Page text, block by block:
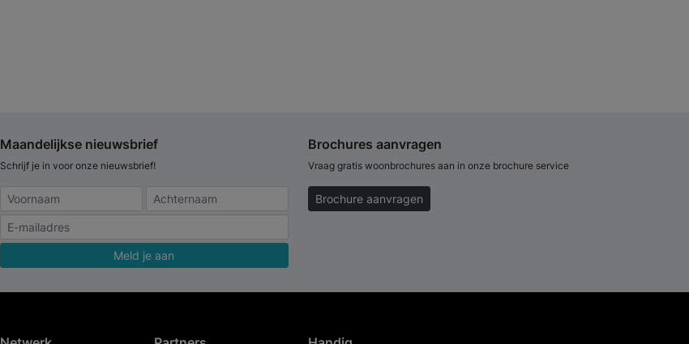
Maandelijkse nieuwsbrief
Schrijf je in voor onze nieuwsbrief!
Meld je aan
Brochures aanvragen
Vraag gratis woonbrochures aan in onze brochure service
Brochure aanvragen